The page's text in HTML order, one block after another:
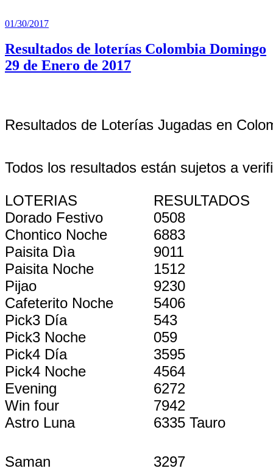
Publicado
01/30/2017
Resultados de loterías Colombia Domingo
29 de Enero de 2017
Resultados de Loterías Jugadas en
Todos los resultados están sujetos a
LOTERIAS
RESULTADOS
Dorado Festivo
0508
Chontico Noche
6883
Paisita Dìa
9011
Paisita Noche
1512
Pijao
9230
Cafeterito Noche
5406
Pick3 Día
543
Pick3 Noche
059
Pick4 Día
3595
Pick4 Noche
4564
Evening
6272
Win four
7942
Astro Luna
6335 Tauro
Saman 3297